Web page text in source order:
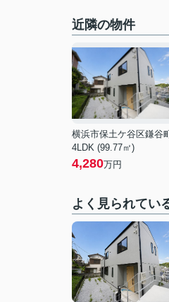
近隣の物件
横浜市保土ケ谷区鎌谷
4LDK (99.77㎡)
4,280万円
よく見られてい